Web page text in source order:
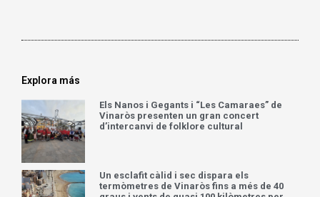
Explora más
Els Nanos i Gegants i “Les Camaraes” de
Vinaròs presenten un gran concert
d’intercanvi de folklore cultural
Un esclafit càlid i sec dispara els
termòmetres de Vinaròs fins a més de 40